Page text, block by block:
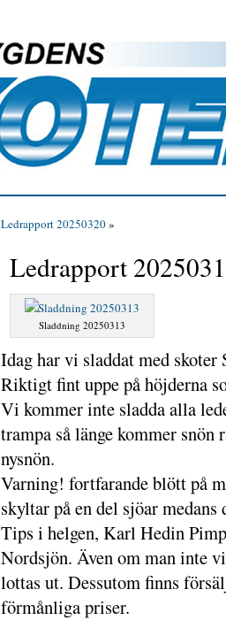
Ledrapport 20250320»
Ledrapport
Sladdning 20250313
Idag har vi sladdat med
Riktigt fint uppe på höjderna
Vi kommer inte sladda alla
trampa så länge kommer
nysnön.
Varning! fortfarande blött på
skyltar på en del sjöar medans
Tips i helgen, Karl Hedin
Nordsjön. Även om man inte
lottas ut. Dessutom finns
förmånliga priser.